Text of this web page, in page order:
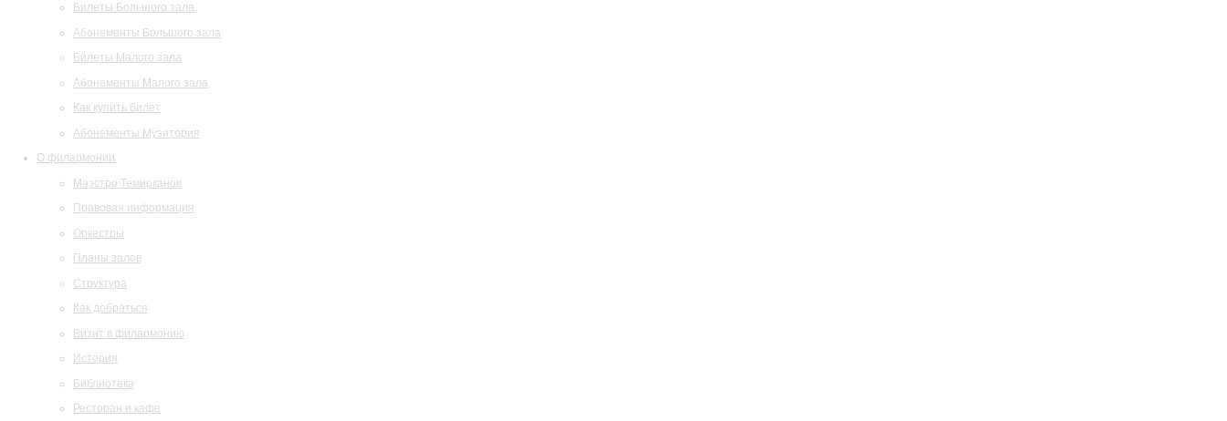
Билеты Большого зала
Абонементы Большого зала
Билеты Малого зала
Абонементы Малого зала
Как купить билет
Абонементы Музитория
О филармонии
Маэстро Темирканов
Правовая информация
Оркестры
Планы залов
Структура
Как добраться
Визит в филармонию
История
Библиотека
Ресторан и кафе